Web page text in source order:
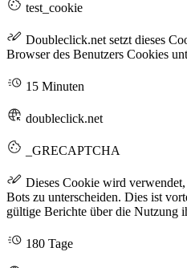
test_cookie
Doubleclick.net setzt dieses
Browser des Benutzers Cookies
15 Minuten
doubleclick.net
_GRECAPTCHA
Dieses Cookie wird
Bots zu unterscheiden. Dies ist
gültige Berichte über die Nutzung
180 Tage